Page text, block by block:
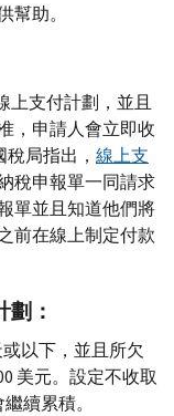
助。
上支付計劃，並且
，申請人會立即收
局指出， 線上支
稅申報單一同請求
單並且知道他們將
前在線上制定付款
：
以下，並且所欠
美元。設定不收取
續累積。